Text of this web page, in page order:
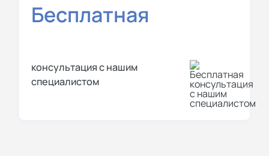
Бесплатная
консультация с нашим
специалистом